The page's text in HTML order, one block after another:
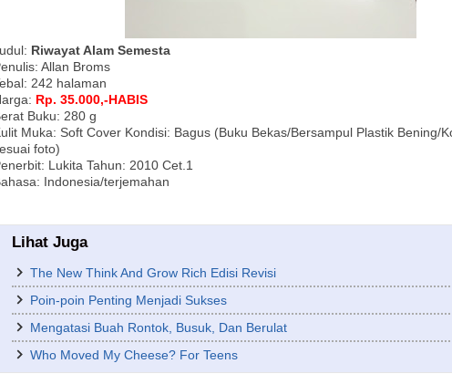
Riwayat Alam Semesta
Allan Broms
242 halaman
Rp. 35.000,-HABIS
Buku: 280 g
Muka: Soft Cover Kondisi: Bagus (Buku Bekas/Bersampul Plastik Bening/
foto)
Lukita Tahun: 2010 Cet.1
Indonesia/terjemahan
Lihat Juga
The New Think And Grow Rich Edisi Revisi
Poin-poin Penting Menjadi Sukses
Mengatasi Buah Rontok, Busuk, Dan Berulat
Who Moved My Cheese? For Teens